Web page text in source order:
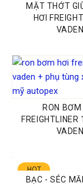
MẶT THỚT
HƠI
VADEN
RON BƠM
FREIGHTLINER
VADEN
HOT
BẠC - SÉC